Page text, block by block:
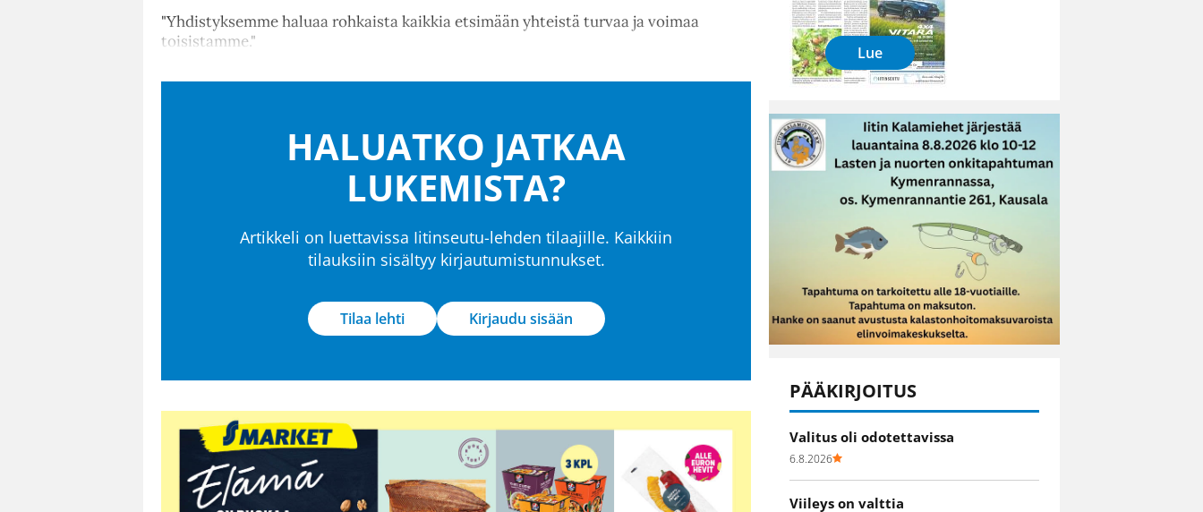
"Yhdistyksemme haluaa rohkaista kaikkia etsimään yhteistä turvaa ja voimaa
toisistamme."
HALUATKO JATKAA
LUKEMISTA?
Artikkeli on luettavissa Iitinseutu-lehden tilaajille. Kaikkiin
tilauksiin sisältyy kirjautumistunnukset.
Tilaa lehti Kirjaudu sisään
Lue
PÄÄKIRJOITUS
Valitus oli odotettavissa
6.8.2026
Viileys on valttia